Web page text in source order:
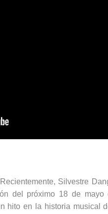
Silvestre
del próximo 18 de mayo
hito en la historia musical